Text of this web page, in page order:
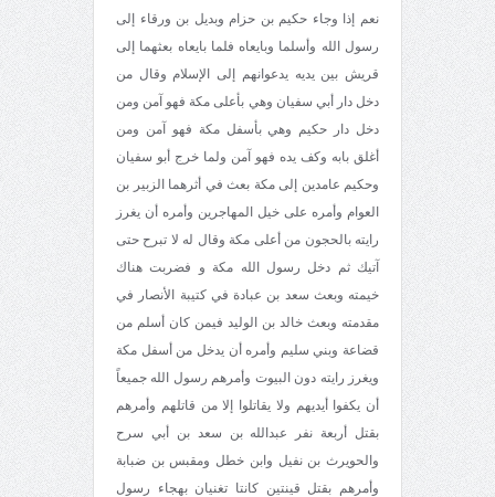
نعم إذا وجاء حكيم بن حزام وبديل بن ورقاء إلى
رسول الله وأسلما وبايعاه فلما بايعاه بعثهما إلى
قريش بين يديه يدعوانهم إلى الإسلام وقال من
دخل دار أبي سفيان وهي بأعلى مكة فهو آمن ومن
دخل دار حكيم وهي بأسفل مكة فهو آمن ومن
أغلق بابه وكف يده فهو آمن ولما خرج أبو سفيان
وحكيم عامدين إلى مكة بعث في أثرهما الزبير بن
العوام وأمره على خيل المهاجرين وأمره أن يغرز
رايته بالحجون من أعلى مكة وقال له لا تبرح حتى
آتيك ثم دخل رسول الله مكة و فضربت هناك
خيمته وبعث سعد بن عبادة في كتيبة الأنصار في
مقدمته وبعث خالد بن الوليد فيمن كان أسلم من
قضاعة وبني سليم وأمره أن يدخل من أسفل مكة
ويغرز رايته دون البيوت وأمرهم رسول الله جميعاً
أن يكفوا أيديهم ولا يقاتلوا إلا من قاتلهم وأمرهم
بقتل أربعة نفر عبدالله بن سعد بن أبي سرح
والحويرث بن نفيل وابن خطل ومقبس بن ضبابة
وأمرهم بقتل قينتين كانتا تغنيان بهجاء رسول